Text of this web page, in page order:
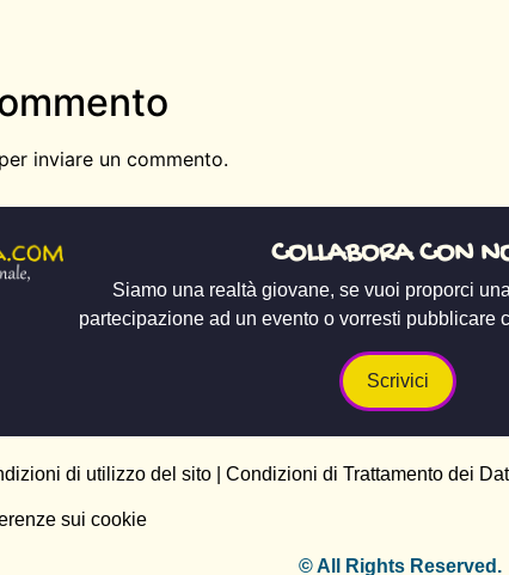
per inviare un commento.
COLLABORA CON
Siamo una realtà giovane, se vuoi proporci
partecipazione ad un evento o vorresti pubblicare
Scrivici
di utilizzo del sito Condizioni di Trattamento dei
sui cookie
© All Rights Reserved.